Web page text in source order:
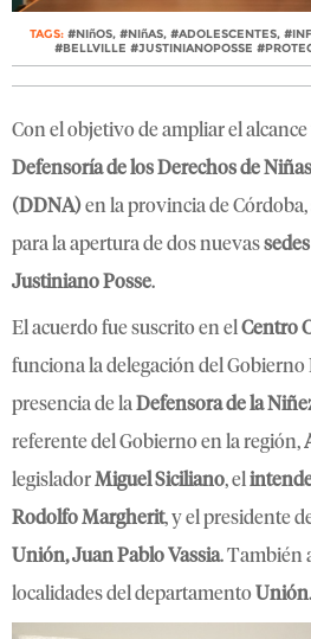
TAGS: #NIñOS, #NIñAS, #ADOLESCENTES,
#BELLVILLE #JUSTINIANOPOSSE
Con el objetivo de ampliar el
Defensoría de los Derechos de
(DDNA)en la provincia de
para la apertura de dos nuevas
Justiniano Posse.
El acuerdo fue suscrito en elCentro
funciona la delegación del Gobierno
presencia de laDefensora de la
referente del Gobierno en la región,
legisladorMiguel Siciliano, el
Rodolfo Margherit, y el presidente
Unión, Juan Pablo Vassia. También
localidades del departamento Unión.